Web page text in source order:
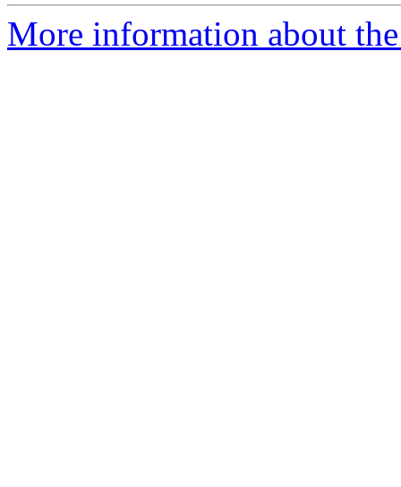
More information about